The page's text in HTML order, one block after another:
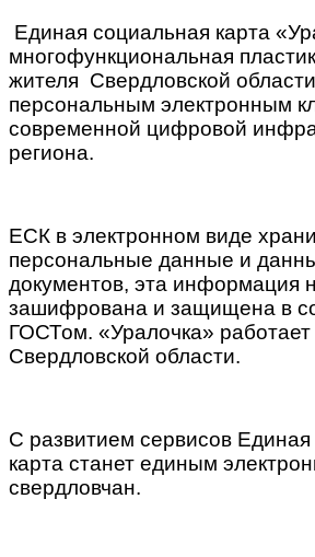
Единая социальная карта
многофункциональная
жителя Свердловской
персональным электронным
современной цифровой
региона.
ЕСК в электронном виде
персональные данные и
документов, эта информация
зашифрована и защищена в
ГОСТом. «Уралочка» работает
Свердловской области.
С развитием сервисов
карта станет единым
свердловчан.